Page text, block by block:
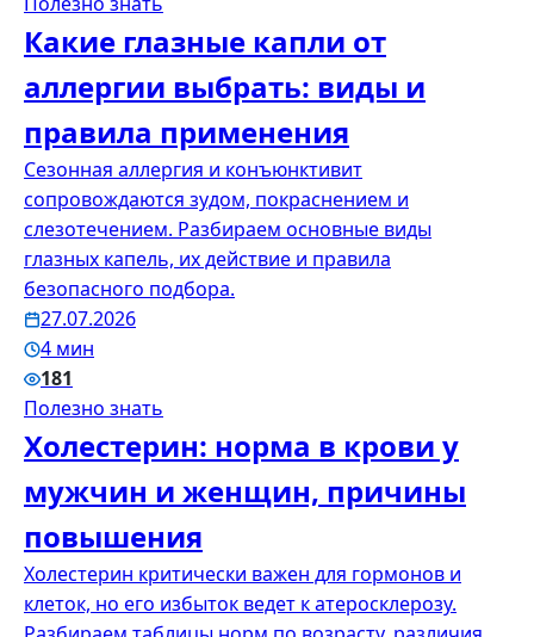
Какие глазные капли от
аллергии выбрать: виды и
правила применения
Сезонная аллергия и конъюнктивит
сопровождаются зудом, покраснением и
слезотечением. Разбираем основные виды
глазных капель, их действие и правила
безопасного подбора.
27.07.2026
4 мин
181
Полезно знать
Холестерин: норма в крови у
мужчин и женщин, причины
повышения
Холестерин критически важен для гормонов и
клеток, но его избыток ведет к атеросклерозу.